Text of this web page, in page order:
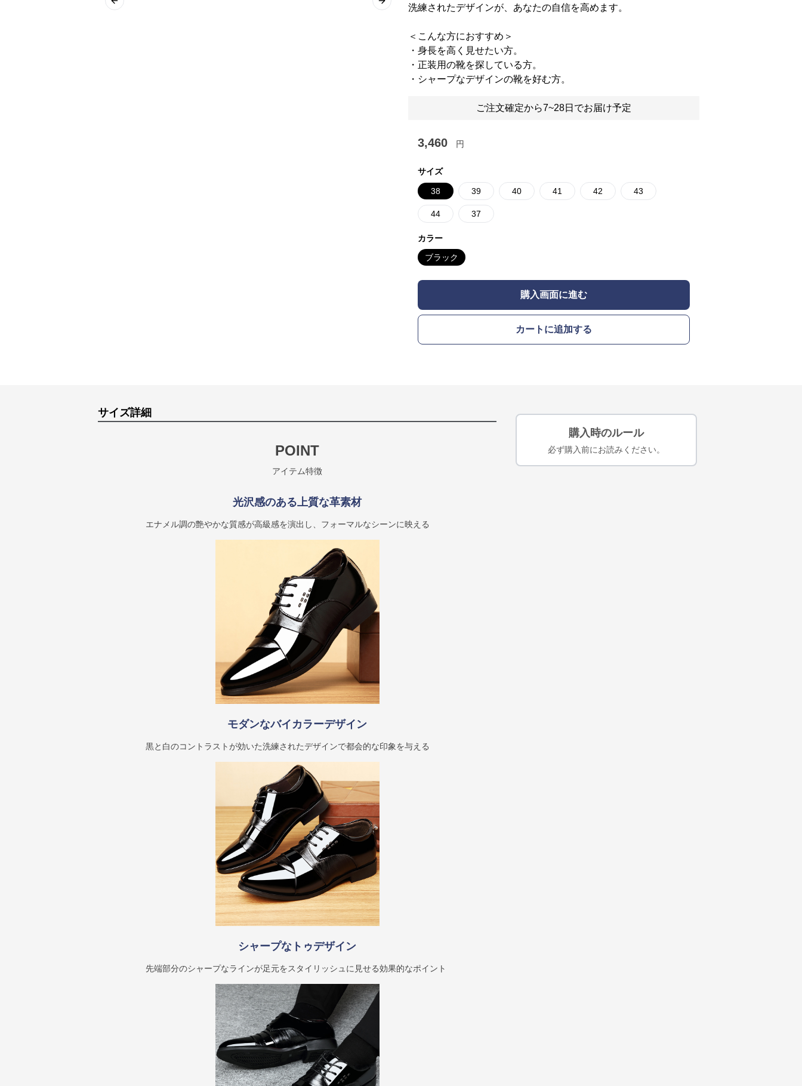
Previous slide Next slide洗練されたデザインが、あなたの自信を高めます。
＜こんな方におすすめ＞
・身長を高く見せたい方。
・正装用の靴を探している方。
・シャープなデザインの靴を好む方。
ご注文確定から7~28日でお届け予定
3,460 円
サイズ
38 39 40 41 42 43
44 37
カラー
ブラック
購入画面に進む
カートに追加する
サイズ詳細
POINT
アイテム特徴
光沢感のある上質な革素材
エナメル調の艶やかな質感が高級感を演出し、フォーマルなシーンに映える
モダンなバイカラーデザイン
黒と白のコントラストが効いた洗練されたデザインで都会的な印象を与える
シャープなトゥデザイン
先端部分のシャープなラインが足元をスタイリッシュに見せる効果的なポイント
購入時のルール
必ず購入前にお読みください。